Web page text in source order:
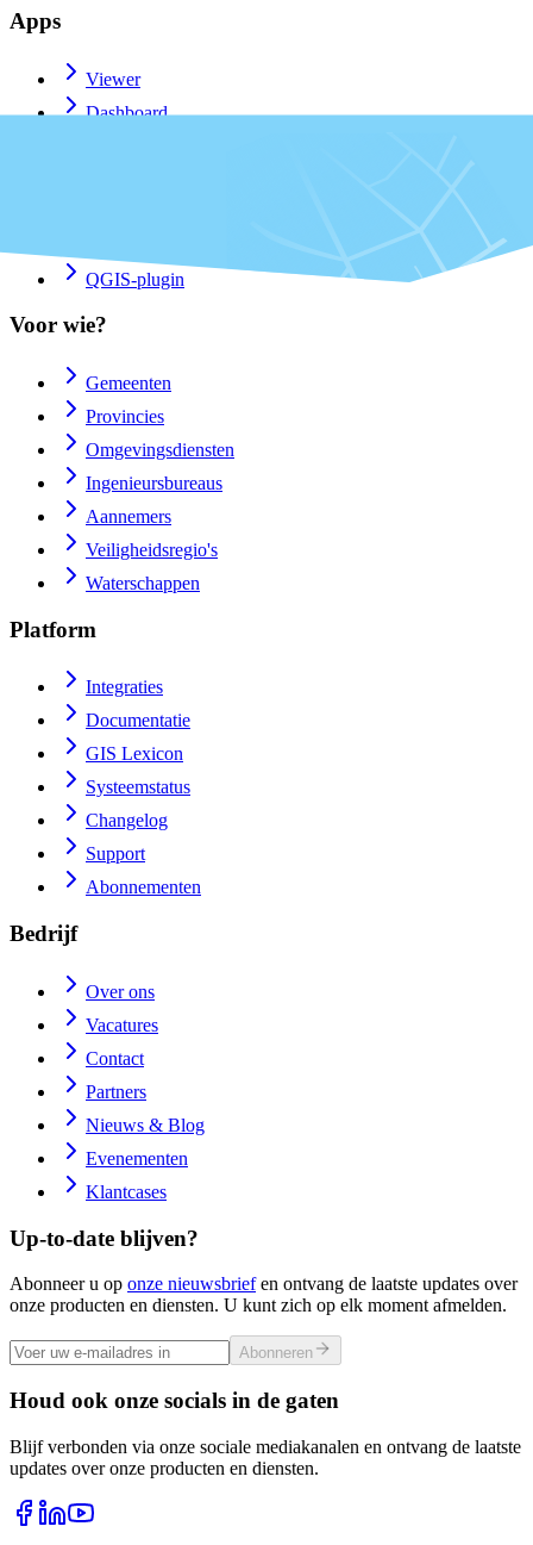
Apps
Viewer
Dashboard
QGIS-plugin
Voor wie?
Gemeenten
Provincies
Omgevingsdiensten
Ingenieursbureaus
Aannemers
Veiligheidsregio's
Waterschappen
Platform
Integraties
Documentatie
GIS Lexicon
Systeemstatus
Changelog
Support
Abonnementen
Bedrijf
Over ons
Vacatures
Contact
Partners
Nieuws & Blog
Evenementen
Klantcases
Up-to-date blijven?
Abonneer u op onze nieuwsbriefen ontvang de laatste updates over
onze producten en diensten. U kunt zich op elk moment afmelden.
Abonneren
Houd ook onze socials in de gaten
Blijf verbonden via onze sociale mediakanalen en ontvang de laatste
updates over onze producten en diensten.